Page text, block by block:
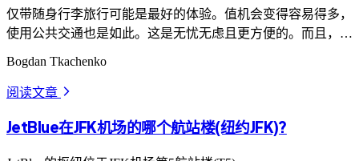
仅带随身行李旅行可能是最好的体验。值机会变得容易得多，
使用公共交通也是如此。这是无忧无虑且更方便的。而且，您
Bogdan Tkachenko
阅读文章 arrow_forward_ios
JetBlue在JFK机场的哪个航站楼(纽约JFK)?